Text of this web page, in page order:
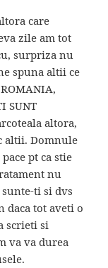
care
zile am tot
surpriza nu
spuna altii ce
SUNT
altora,
altii. Domnule
pt ca stie
nu
sunte-ti si dvs
daca tot aveti o
scrieti si
va va durea